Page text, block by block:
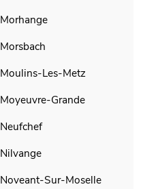
Morhange
Morsbach
Moulins-Les-Metz
Moyeuvre-Grande
Neufchef
Nilvange
Noveant-Sur-Moselle